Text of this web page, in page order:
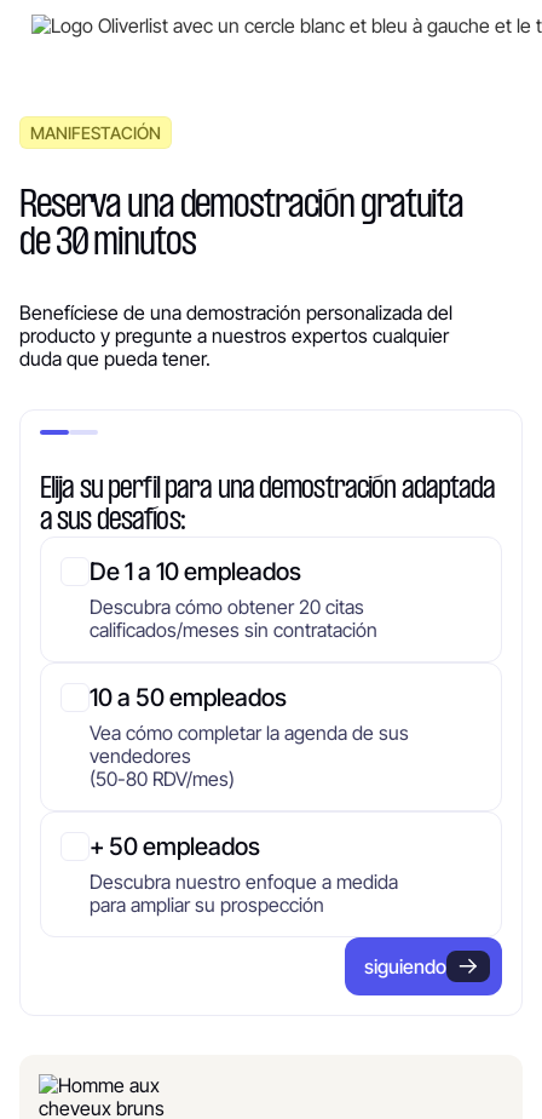
MANIFESTACIÓN
Reserva una demostración gratuita
de 30 minutos
Benefíciese de una demostración personalizada del
producto y pregunte a nuestros expertos cualquier
duda que pueda tener.
Elija su perfil para una demostración adaptada
a sus desafíos:
De 1 a 10 empleados
Descubra cómo obtener 20 citas
calificados/meses sin contratación
10 a 50 empleados
Vea cómo completar la agenda de sus
vendedores
(50-80 RDV/mes)
+ 50 empleados
Descubra nuestro enfoque a medida
para ampliar su prospección
siguiendo